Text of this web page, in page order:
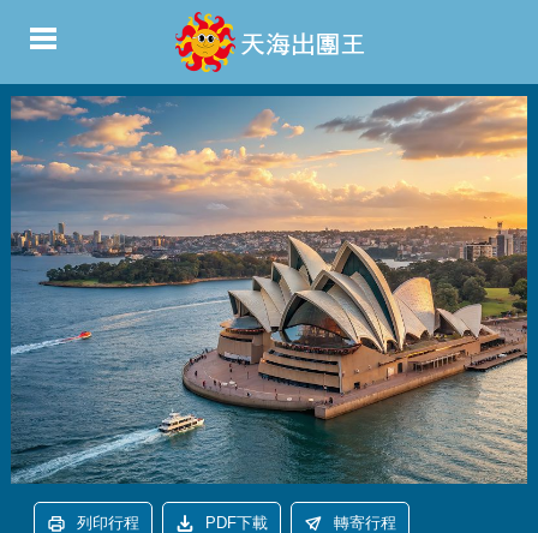
列印行程 PDF下載 轉寄行程